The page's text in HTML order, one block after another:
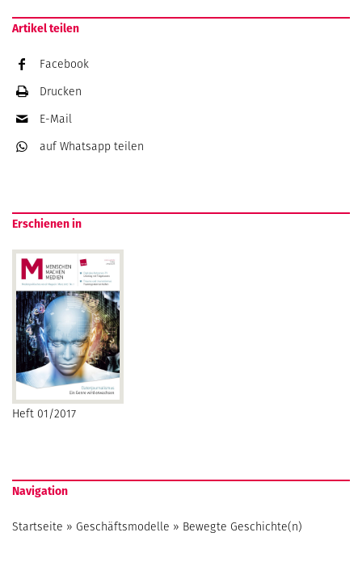
Artikel teilen
Facebook
Drucken
E-Mail
auf Whatsapp teilen
Erschienen in
Heft 01/2017
Navigation
Startseite » Geschäftsmodelle » Bewegte Geschichte(n)